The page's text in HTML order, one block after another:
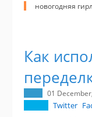
новогодняя
Как
01
Twitter